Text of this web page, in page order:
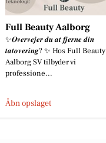
Full Beauty Aalborg
✨𝑶𝒗𝒆𝒓𝒗𝒆𝒋𝒆𝒓 𝒅𝒖 𝒂𝒕 𝒇𝒋𝒆𝒓𝒏𝒆 𝒅𝒊𝒏
𝒕𝒂𝒕𝒐𝒗𝒆𝒓𝒊𝒏𝒈? ✨ Hos Full Beauty
Aalborg SV tilbyder vi
professione...
Åbn opslaget